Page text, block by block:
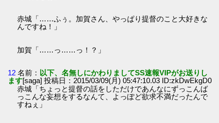
赤城「……ふぅ。加賀さん、やっぱり提督のこと大好きな
んですね！」
加賀「……っ……っ！？」
12 名前： 以下、名無しにかわりましてSS速報VIPがお送りし
ます[saga] 投稿日：2015/03/09(月) 05:47:10.03 ID:zkDwEkgD0
赤城「ちょっと提督の話をしただけであんなにずっこんば
っこんな妄想をするなんて、よっぽど欲求不満だったんで
すねぇ」